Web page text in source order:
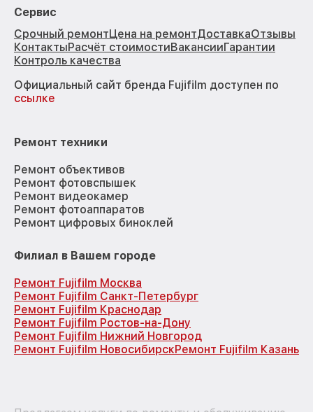
Сервис
Срочный ремонтЦена на ремонтДоставкаОтзывы
КонтактыРасчёт стоимостиВакансииГарантии
Контроль качества
Официальный сайт бренда Fujifilm доступен по
ссылке
Ремонт техники
Ремонт объективов
Ремонт фотовспышек
Ремонт видеокамер
Ремонт фотоаппаратов
Ремонт цифровых биноклей
Филиал в Вашем городе
Ремонт Fujifilm Москва
Ремонт Fujifilm Санкт-Петербург
Ремонт Fujifilm Краснодар
Ремонт Fujifilm Ростов-на-Дону
Ремонт Fujifilm Нижний Новгород
Ремонт Fujifilm НовосибирскРемонт Fujifilm Казань